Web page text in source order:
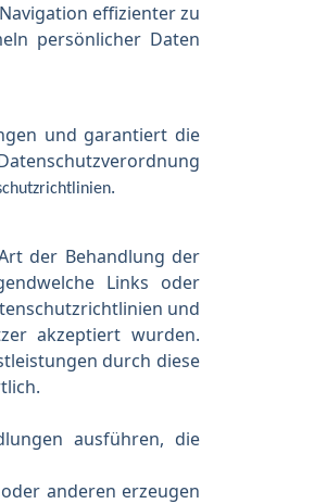
effizienter zu
persönlicher Daten
und garantiert die
.
Art der Behandlung der
Links oder
und
akzeptiert wurden.
durch diese
ausführen, die
anderen erzeugen